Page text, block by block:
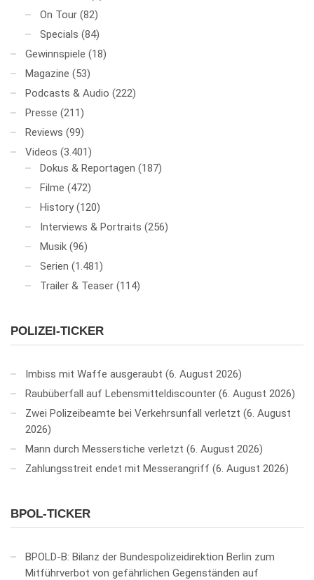
On Tour (82)
Specials (84)
Gewinnspiele (18)
Magazine (53)
Podcasts & Audio (222)
Presse (211)
Reviews (99)
Videos (3.401)
Dokus & Reportagen (187)
Filme (472)
History (120)
Interviews & Portraits (256)
Musik (96)
Serien (1.481)
Trailer & Teaser (114)
POLIZEI-TICKER
Imbiss mit Waffe ausgeraubt 6. August 2026
Raubüberfall auf Lebensmitteldiscounter 6. August 2026
Zwei Polizeibeamte bei Verkehrsunfall verletzt 6. August
2026
Mann durch Messerstiche verletzt 6. August 2026
Zahlungsstreit endet mit Messerangriff 6. August 2026
BPOL-TICKER
BPOLD-B: Bilanz der Bundespolizeidirektion Berlin zum
Mitführverbot von gefährlichen Gegenständen auf